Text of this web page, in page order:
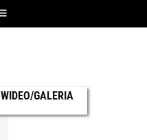
WIDEO/GALERIA